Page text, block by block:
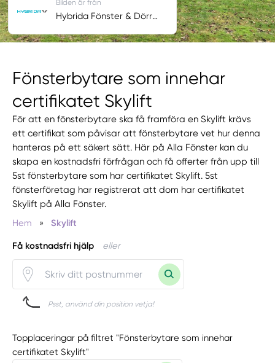
Fönsterbytare som innehar
certifikatet Skylift
För att en fönsterbytare ska få framföra en Skylift krävs
ett certifikat som påvisar att fönsterbytare vet hur denna
hanteras på ett säkert sätt. Här på Alla Fönster kan du
skapa en kostnadsfri förfrågan och få offerter från upp till
5st fönsterbytare som har certifikatet Skylift. 5st
fönsterföretag har registrerat att dom har certifikatet
Skylift på Alla Fönster.
Hem
» Skylift
Få kostnadsfri hjälp eller
Psst, använd din position vetja!
Bilden är från
Hybrida Fönster & Dörrar AB
Topplaceringar på filtret "Fönsterbytare som innehar
certifikatet Skylift"